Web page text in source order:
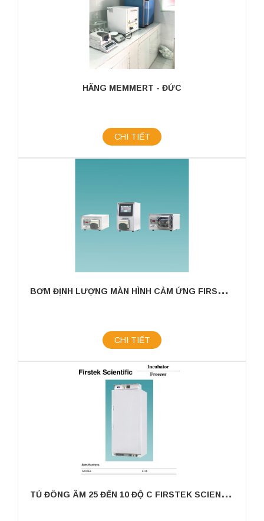
HÃNG MEMMERT - ĐỨC
CHI TIẾT
B
ƠM ĐỊNH LƯỢNG MÀN HÌNH CẢM ỨNG FIRSTEK SCIENTIFIC
CHI TIẾT
T
Ủ ĐÔNG ÂM 25 ĐẾN 10 ĐỘ C FIRSTEK SCIENTIFIC